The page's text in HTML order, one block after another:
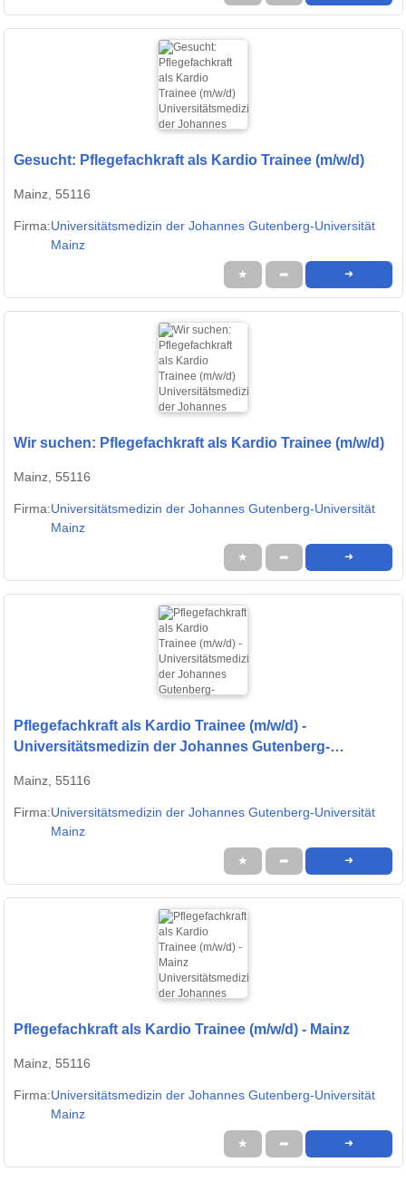
Gesucht: Pflegefachkraft als Kardio Trainee (m/w/d)
Mainz, 55116
Firma:Universitätsmedizin der Johannes Gutenberg-Universität
Mainz
★ ➦ ➜
Wir suchen: Pflegefachkraft als Kardio Trainee (m/w/d)
Mainz, 55116
Firma:Universitätsmedizin der Johannes Gutenberg-Universität
Mainz
★ ➦ ➜
Pflegefachkraft als Kardio Trainee (m/w/d) -
Universitätsmedizin der Johannes Gutenberg-
Mainz, 55116
Firma:Universitätsmedizin der Johannes Gutenberg-Universität
Mainz
★ ➦ ➜
Pflegefachkraft als Kardio Trainee (m/w/d) - Mainz
Mainz, 55116
Firma:Universitätsmedizin der Johannes Gutenberg-Universität
Mainz
★ ➦ ➜